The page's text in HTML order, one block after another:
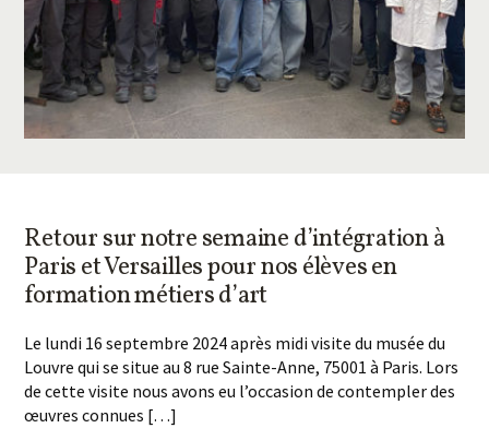
Retour sur notre semaine d’intégration à
Paris et Versailles pour nos élèves en
formation métiers d’art
Le lundi 16 septembre 2024 après midi visite du musée du
Louvre qui se situe au 8 rue Sainte-Anne, 75001 à Paris. Lors
de cette visite nous avons eu l’occasion de contempler des
œuvres connues […]